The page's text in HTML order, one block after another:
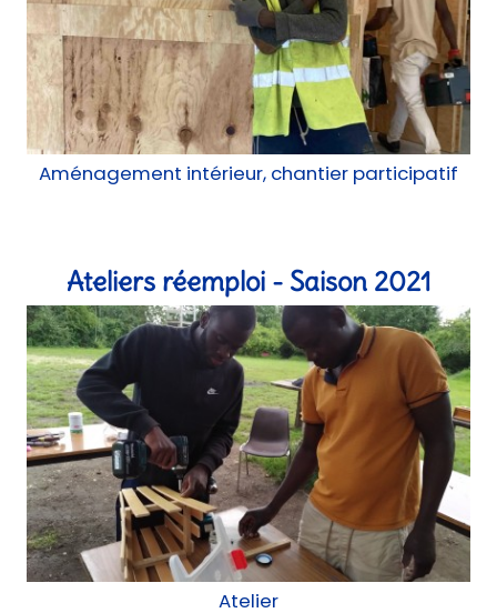
Aménagement intérieur, chantier participatif
Ateliers réemploi - Saison 2021
Atelier
Ateliers lowtech - Saison 2021